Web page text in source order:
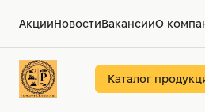
АкцииНовостиВакансииО
Каталог